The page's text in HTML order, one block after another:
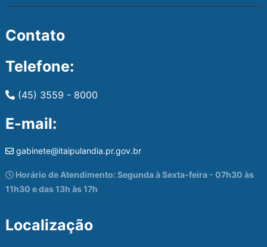
Contato
Telefone:
(45) 3559 - 8000
E-mail:
gabinete@itaipulandia.pr.gov.br
Horário de Atendimento: Segunda à Sexta-feira - 07h30 às
11h30 e das 13h às 17h
Localização